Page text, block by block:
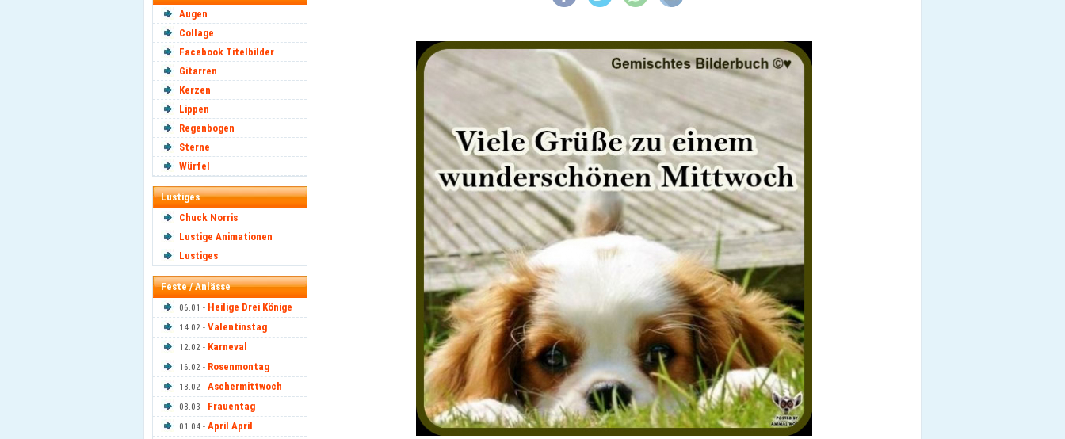
Augen
Collage
Facebook Titelbilder
Gitarren
Kerzen
Lippen
Regenbogen
Sterne
Würfel
Lustiges
Chuck Norris
Lustige Animationen
Lustiges
Feste / Anlässe
06.01 - Heilige Drei Könige
14.02 - Valentinstag
12.02 - Karneval
16.02 - Rosenmontag
18.02 - Aschermittwoch
08.03 - Frauentag
01.04 - April April